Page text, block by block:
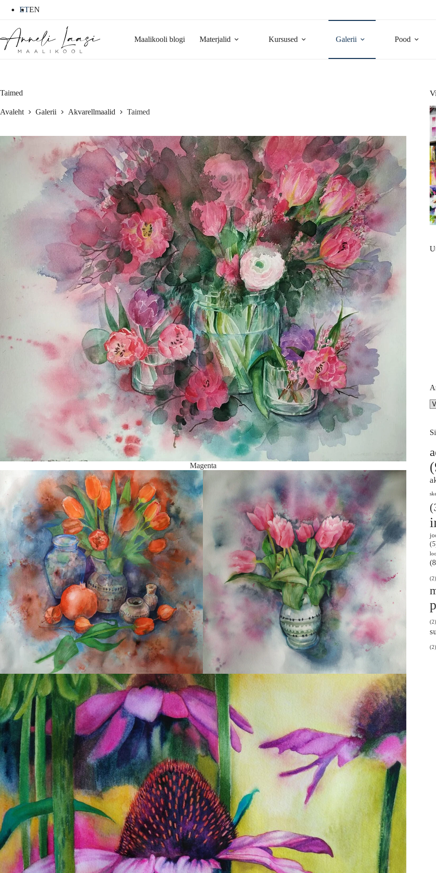
ETEN
Maalikooli blogi Materjalid Kursused Galerii Pood
Taimed
Avaleht Galerii Akvarellmaalid Taimed
Magenta
(2)
(2)
(2)